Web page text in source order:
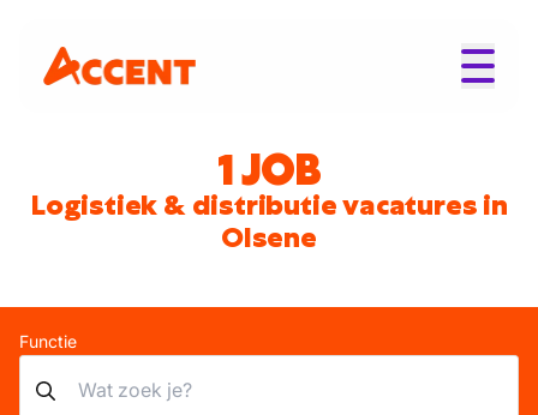
1 JOB
Logistiek & distributie vacatures in
Olsene
Functie